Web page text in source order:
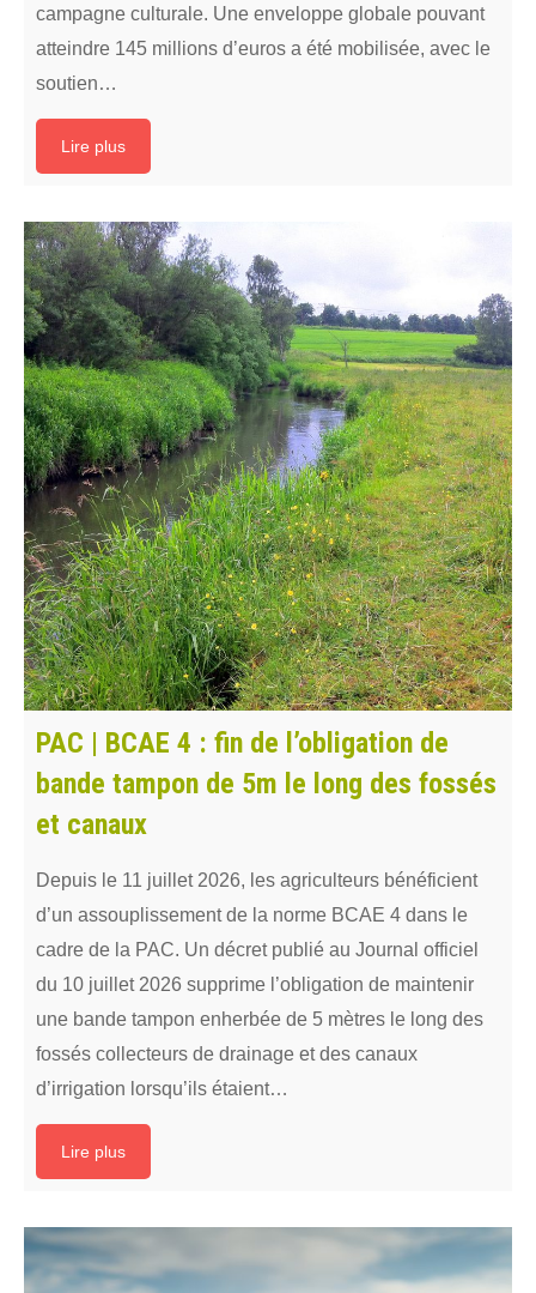
campagne culturale. Une enveloppe globale pouvant
atteindre 145 millions d’euros a été mobilisée, avec le
soutien…
Lire plus
PAC | BCAE 4 : fin de l’obligation de
bande tampon de 5m le long des fossés
et canaux
Depuis le 11 juillet 2026, les agriculteurs bénéficient
d’un assouplissement de la norme BCAE 4 dans le
cadre de la PAC. Un décret publié au Journal officiel
du 10 juillet 2026 supprime l’obligation de maintenir
une bande tampon enherbée de 5 mètres le long des
fossés collecteurs de drainage et des canaux
d’irrigation lorsqu’ils étaient…
Lire plus